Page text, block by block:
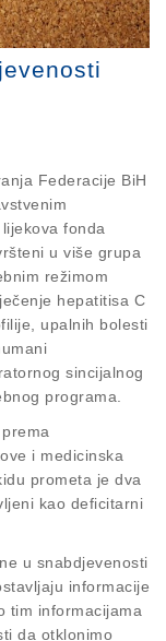
Federacije BiH
fonda
u više grupa
režimom
hepatitisa C
upalnih bolesti
sincijalnog
programa.
i medicinska
prometa je dva
kao deficitarni
u snabdjevenosti
informacije
tim informacijama
da otklonimo